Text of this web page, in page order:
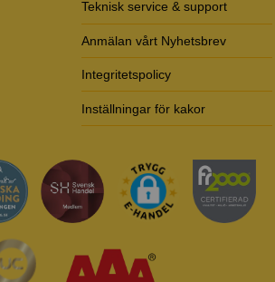
Teknisk service & support
Anmälan vårt Nyhetsbrev
Integritetspolicy
Inställningar för kakor